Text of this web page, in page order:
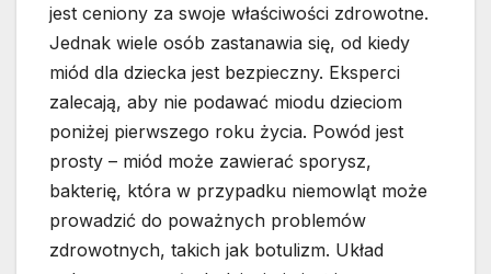
jest ceniony za swoje właściwości zdrowotne.
Jednak wiele osób zastanawia się, od kiedy
miód dla dziecka jest bezpieczny. Eksperci
zalecają, aby nie podawać miodu dzieciom
poniżej pierwszego roku życia. Powód jest
prosty – miód może zawierać sporysz,
bakterię, która w przypadku niemowląt może
prowadzić do poważnych problemów
zdrowotnych, takich jak botulizm. Układ